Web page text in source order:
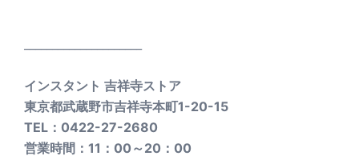
インスタント 吉祥寺ストア
東京都武蔵野市吉祥寺本町1-20-15
TEL：0422-27-2680
営業時間：11：00～20：00